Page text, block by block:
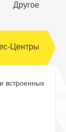
Другое
Центры
встроенных